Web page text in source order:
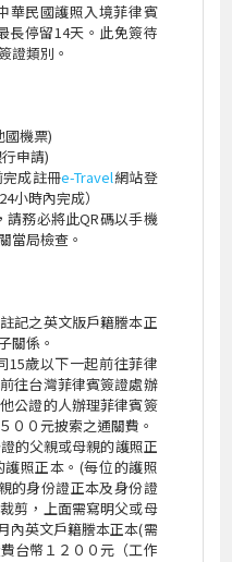
華民國護照入境菲律賓
長停留14天。此免簽待
證類別。
國機票)
申請)
成註冊e-Travel網站登
小時內完成）
請務必將此QR碼以手機
當局檢查。
記之英文版戶籍謄本正
關係。
15歲以下一起前往菲律
往台灣菲律賓簽證處辦
公證的人辦理菲律賓簽
００元披索之通關費。
的父親或母親的護照正
照正本。(每位的護照
的身份證正本及身份證
剪，上面需寫明父或母
內英文戶籍謄本正本(需
台幣１２００元（工作